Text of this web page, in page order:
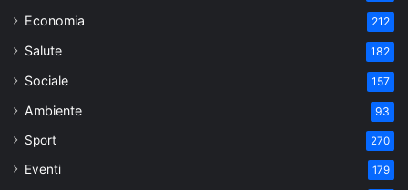
Economia 212
Salute 182
Sociale 157
Ambiente 93
Sport 270
Eventi 179